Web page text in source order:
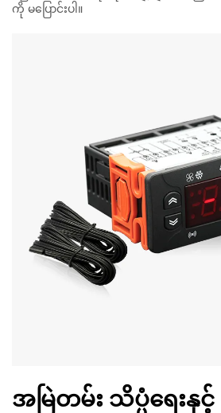
ကို မပြောင်းပါ။
အမြဲတမ်း သိပ္ပံရေးနှ